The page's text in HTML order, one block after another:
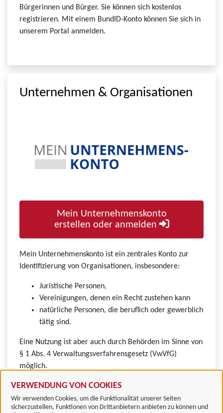
VERWENDUNG VON COOKIES
Wir verwenden Cookies, um die Funktionalität unserer Seiten
sicherzustellen, Funktionen von Drittanbietern anbieten zu können und
Bürgerinnen und Bürger. Sie können sich kostenlos
registrieren. Mit einem BundID-Konto können Sie sich in
unserem Portal anmelden.
Unternehmen & Organisationen
Mein Unternehmenskonto
erstellen oder anmelden
Mein Unternehmenskonto ist ein zentrales Konto zur
Identifizierung von Organisationen, insbesondere:
Juristische Personen,
Vereinigungen, denen ein Recht zustehen kann
natürliche Personen, die beruflich oder gewerblich
tätig sind.
Eine Nutzung ist aber auch durch Behörden im Sinne von
§ 1 Abs. 4 Verwaltungsverfahrensgesetz (VwVfG)
möglich.